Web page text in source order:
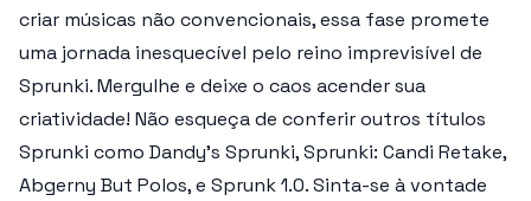
criar músicas não convencionais, essa fase promete
uma jornada inesquecível pelo reino imprevisível de
Sprunki. Mergulhe e deixe o caos acender sua
criatividade! Não esqueça de conferir outros títulos
Sprunki como Dandy’s Sprunki, Sprunki: Candi Retake,
Abgerny But Polos, e Sprunk 1.0. Sinta-se à vontade